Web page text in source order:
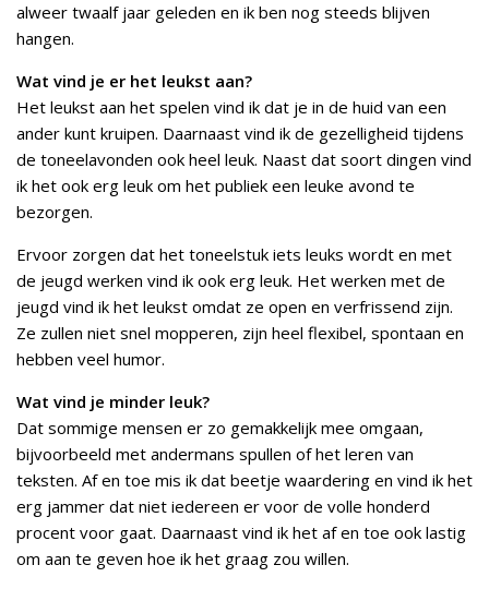
alweer twaalf jaar geleden en ik ben nog steeds blijven
hangen.
Wat vind je er het leukst aan?
Het leukst aan het spelen vind ik dat je in de huid van een
ander kunt kruipen. Daarnaast vind ik de gezelligheid tijdens
de toneelavonden ook heel leuk. Naast dat soort dingen vind
ik het ook erg leuk om het publiek een leuke avond te
bezorgen.
Ervoor zorgen dat het toneelstuk iets leuks wordt en met
de jeugd werken vind ik ook erg leuk. Het werken met de
jeugd vind ik het leukst omdat ze open en verfrissend zijn.
Ze zullen niet snel mopperen, zijn heel flexibel, spontaan en
hebben veel humor.
Wat vind je minder leuk?
Dat sommige mensen er zo gemakkelijk mee omgaan,
bijvoorbeeld met andermans spullen of het leren van
teksten. Af en toe mis ik dat beetje waardering en vind ik het
erg jammer dat niet iedereen er voor de volle honderd
procent voor gaat. Daarnaast vind ik het af en toe ook lastig
om aan te geven hoe ik het graag zou willen.